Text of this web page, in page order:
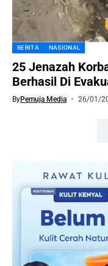
BERITA NASIONAL
25 Jenazah
Berhasil Di
ByPemuja Media 26/01/